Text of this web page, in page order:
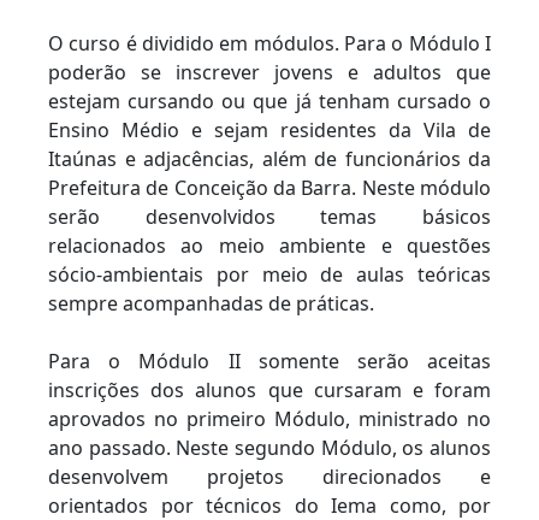
O curso é dividido em módulos. Para o Módulo I
poderão se inscrever jovens e adultos que
estejam cursando ou que já tenham cursado o
Ensino Médio e sejam residentes da Vila de
Itaúnas e adjacências, além de funcionários da
Prefeitura de Conceição da Barra. Neste módulo
serão desenvolvidos temas básicos
relacionados ao meio ambiente e questões
sócio-ambientais por meio de aulas teóricas
sempre acompanhadas de práticas.
Para o Módulo II somente serão aceitas
inscrições dos alunos que cursaram e foram
aprovados no primeiro Módulo, ministrado no
ano passado. Neste segundo Módulo, os alunos
desenvolvem projetos direcionados e
orientados por técnicos do Iema como, por